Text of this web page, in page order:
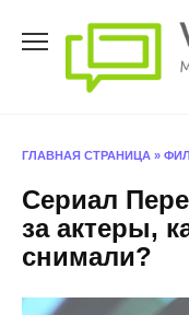
ГЛАВНАЯ СТРАНИЦА »
Сериал
за актеры,
снимали?